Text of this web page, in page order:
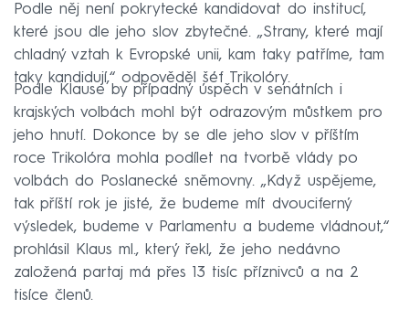
Podle něj není pokrytecké kandidovat do institucí,
které jsou dle jeho slov zbytečné. „Strany, které mají
chladný vztah k Evropské unii, kam taky patříme, tam
taky kandidují,“ odpověděl šéf Trikolóry.
Podle Klause by případný úspěch v senátních i
krajských volbách mohl být odrazovým můstkem pro
jeho hnutí. Dokonce by se dle jeho slov v příštím
roce Trikolóra mohla podílet na tvorbě vlády po
volbách do Poslanecké sněmovny. „Když uspějeme,
tak příští rok je jisté, že budeme mít dvouciferný
výsledek, budeme v Parlamentu a budeme vládnout,“
prohlásil Klaus ml., který řekl, že jeho nedávno
založená partaj má přes 13 tisíc příznivců a na 2
tisíce členů.